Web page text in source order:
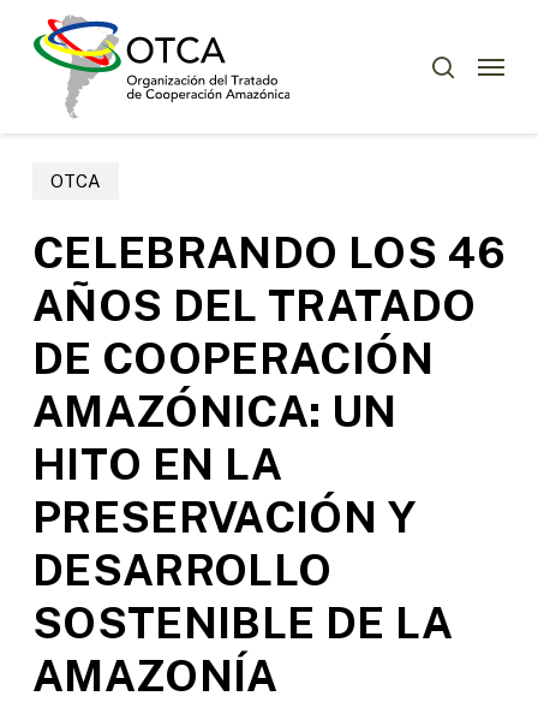
Menu
OTCA
CELEBRANDO LOS 46
AÑOS DEL TRATADO
DE COOPERACIÓN
AMAZÓNICA: UN
HITO EN LA
PRESERVACIÓN Y
DESARROLLO
SOSTENIBLE DE LA
AMAZONÍA